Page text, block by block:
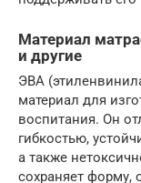
Материал
и другие
ЭВА
материал для
воспитания. Он
гибкостью,
а также
сохраняет форму,